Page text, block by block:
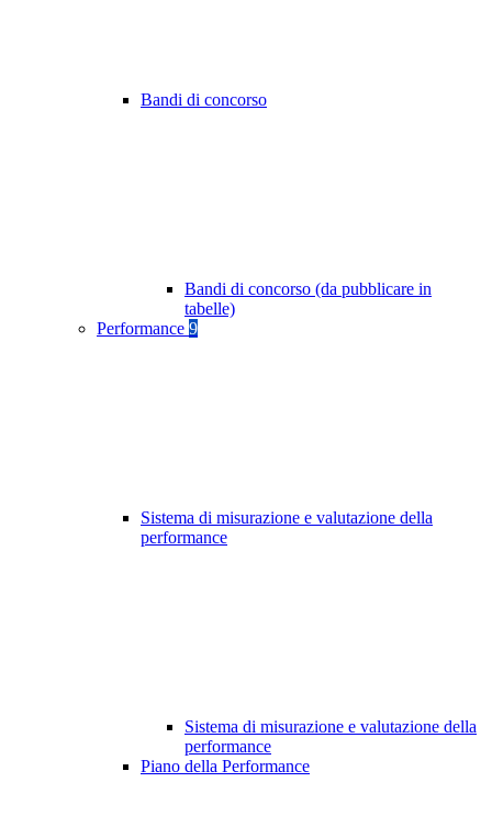
Bandi di concorso
Bandi di concorso (da pubblicare in
tabelle)
Performance 9
Sistema di misurazione e valutazione della
performance
Sistema di misurazione e valutazione della
performance
Piano della Performance